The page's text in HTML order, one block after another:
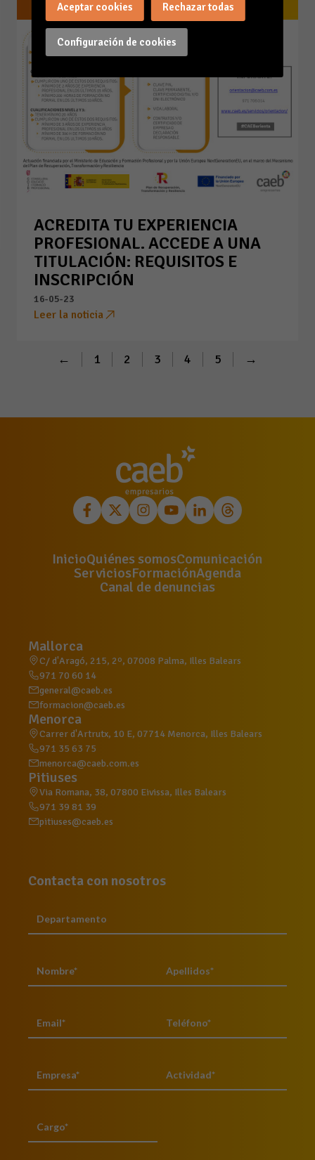
ACREDITA TU EXPERIENCIA
PROFESIONAL. ACCEDE A UNA
TITULACIÓN: REQUISITOS E
INSCRIPCIÓN
16-05-23
Leer la noticia
← 1 2 3 4 5 →
InicioQuiénes somosComunicación
ServiciosFormaciónAgenda
Canal de denuncias
Mallorca
C/ d'Aragó, 215, 2º, 07008 Palma, Illes Balears
971 70 60 14
general@caeb.es
formacion@caeb.es
Menorca
Carrer d'Artrutx, 10 E, 07714 Menorca, Illes Balears
971 35 63 75
menorca@caeb.com.es
Pitiuses
Via Romana, 38, 07800 Eivissa, Illes Balears
971 39 81 39
pitiuses@caeb.es
Contacta con nosotros
Configuración de cookies
Aceptar cookies Rechazar todas